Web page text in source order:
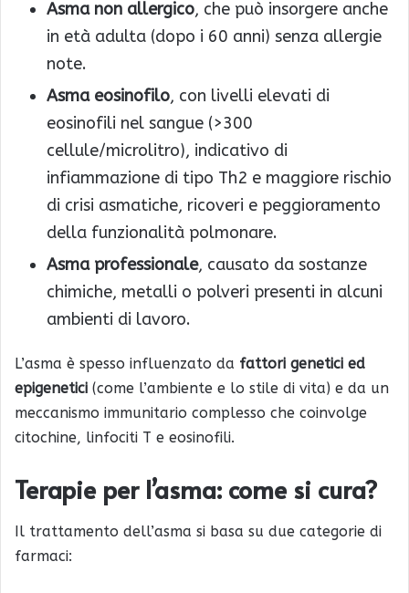
Asma non allergico, che può insorgere anche
in età adulta (dopo i 60 anni) senza allergie
note.
Asma eosinofilo, con livelli elevati di
eosinofili nel sangue (>300
cellule/microlitro), indicativo di
infiammazione di tipo Th2 e maggiore rischio
di crisi asmatiche, ricoveri e peggioramento
della funzionalità polmonare.
Asma professionale, causato da sostanze
chimiche, metalli o polveri presenti in alcuni
ambienti di lavoro.
L’asma è spesso influenzato da fattori genetici ed
epigenetici (come l’ambiente e lo stile di vita) e da un
meccanismo immunitario complesso che coinvolge
citochine, linfociti T e eosinofili.
Terapie per l’asma: come si cura?
Il trattamento dell’asma si basa su due categorie di
farmaci: